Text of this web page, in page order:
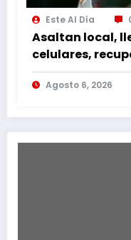
Este Al Día
Asaltan local,
celulares,
mediante
Agosto 6, 2026